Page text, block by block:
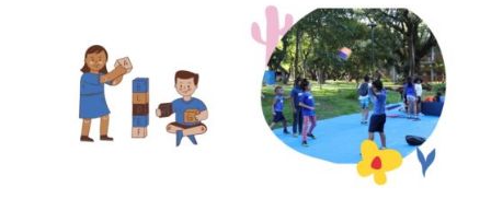
Arte e Cultura